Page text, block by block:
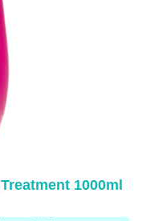
1000ml